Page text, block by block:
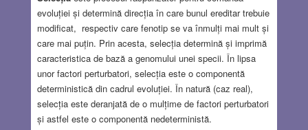
evoluției și determină direcția în care bunul ereditar trebuie
modificat, respectiv care fenotip se va înmulți mai mult și
care mai puțin. Prin acesta, selecția determină și imprimă
caracteristica de bază a genomului unei specii. În lipsa
unor factori perturbatori, selecția este o componentă
deterministică din cadrul evoluției. În natură (caz real),
selecția este deranjată de o mulțime de factori perturbatori
și astfel este o componentă nedeterministă.